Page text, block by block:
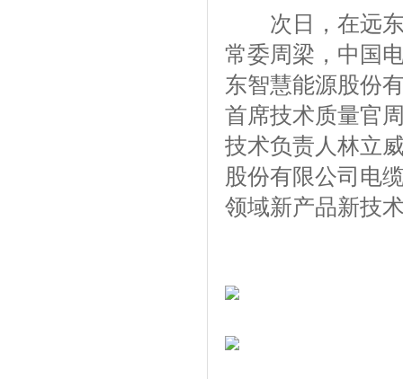
次日，在远东
常委周梁，中国
东智慧能源股份
首席技术质量官
技术负责人林立
股份有限公司电
领域新产品新技